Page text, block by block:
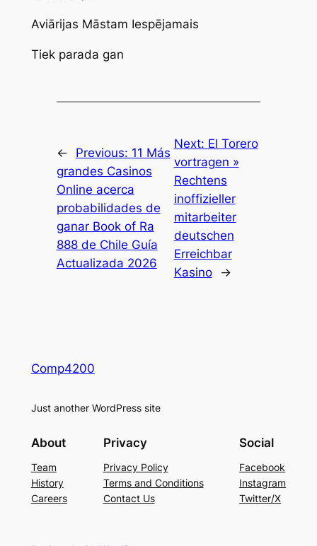
Aviārijas Māstam Iespējamais
Tiek parada gan
← Previous: 11 Más
grandes Casinos
Online acerca
probabilidades de
ganar Book of Ra
888 de Chile Guía
Actualizada 2026
Next: El Torero
vortragen »
Rechtens
inoffizieller
mitarbeiter
deutschen
Erreichbar
Kasino
→
Comp4200
Just another WordPress site
About
Team
History
Careers
Privacy
Privacy Policy
Terms and Conditions
Contact Us
Social
Facebook
Instagram
Twitter/X